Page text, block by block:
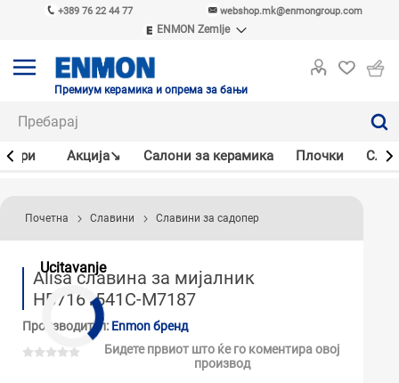
+389 76 22 44 77 webshop.mk@enmongroup.com
ENMON Zemlje
ENMON MKD
Премиум керамика и опрема за бањи
Акцијa↘ Салони за керамика Плочки
Ucitavanje
Почетна Славини Славини за садопер
Alisa славина за мијалник
HB7161541C-M7187
Производител: Enmon бренд
Бидете првиот што ќе го коментира овој
производ